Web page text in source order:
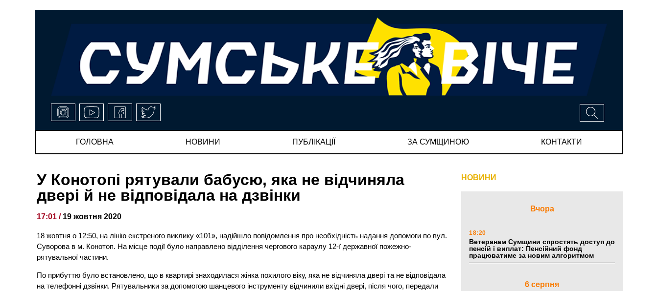
ГОЛОВНА НОВИНИ ПУБЛІКАЦІЇ ЗА СУМЩИНОЮ КОНТАКТИ
У Конотопі рятували бабусю, яка не відчиняла
двері й не відповідала на дзвінки
17:01 / 19 жовтня 2020
18 жовтня о 12:50, на лінію екстреного виклику «101», надійшло повідомлення про необхідність надання допомоги по вул.
Суворова в м. Конотоп. На місце події було направлено відділення чергового караулу 12-ї державної пожежно-
рятувальної частини.
По прибуттю було встановлено, що в квартирі знаходилася жінка похилого віку, яка не відчиняла двері та не відповідала
на телефонні дзвінки. Рятувальники за допомогою шанцевого інструменту відчинили вхідні двері, після чого, передали
НОВИНИ
Вчора
18:20
Ветеранам Сумщини спростять доступ до
пенсій і виплат: Пенсійний фонд
працюватиме за новим алгоритмом
6 серпня